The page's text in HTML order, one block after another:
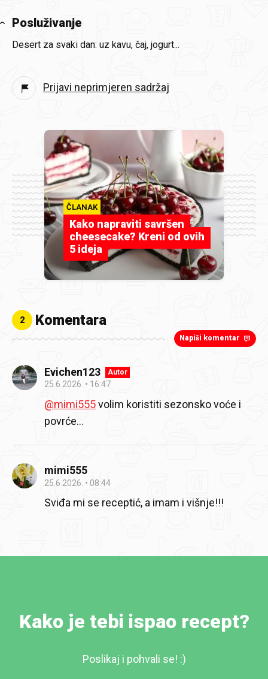
Posluživanje
Desert za svaki dan: uz kavu, čaj, jogurt...
Prijavi neprimjeren sadržaj
ČLANAK
Kako napraviti savršen
cheesecake? Kreni od ovih
5 ideja
2 Komentara
Napiši komentar
Evichen123 Autor
25.6.2026. 16:47
@mimi555volim koristiti sezonsko voće i
povrće...
mimi555
25.6.2026. 08:44
Sviđa mi se receptić, a imam i višnje!!!
Kako je tebi ispao recept?
Poslikaj i pohvali se! :)